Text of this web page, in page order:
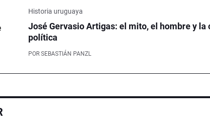
Historia uruguaya
José Gervasio Artigas: el mito, el hombre y la
política
POR SEBASTIÁN PANZL